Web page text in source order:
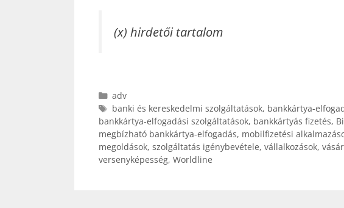
(x) hirdetői tartalom
Kategória
adv
Címkék
banki és kereskedelmi szolgáltatások, bankkártya-
bankkártya-elfogadási szolgáltatások, bankkártyás fizetés,
megbízható bankkártya-elfogadás, mobilfizetési
megoldások, szolgáltatás igénybevétele, vállalkozások,
versenyképesség, Worldline